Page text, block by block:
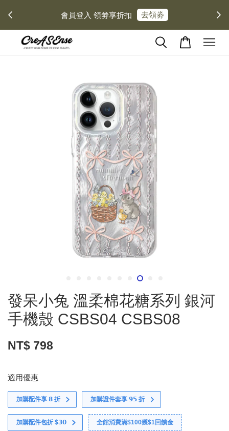
會員登入 領劵享折扣 去領劵
發呆小兔 溫柔棉花糖系列 銀河
手機殼 CSBS04 CSBS08
NT$ 798
適用優惠
加購配件享 𝟴 折 加購證件套享 𝟵𝟱 折
加購配件包折 $𝟯𝟬 全館消費滿$100獲$1回饋金